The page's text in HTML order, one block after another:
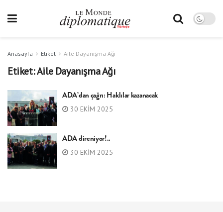
Anasayfa Etiket Aile Dayanışma Ağı
Etiket:Aile Dayanışma Ağı
ADA’dan çağrı: Haklılar kazanacak
30 EKIM 2025
ADA direniyor!..
30 EKIM 2025